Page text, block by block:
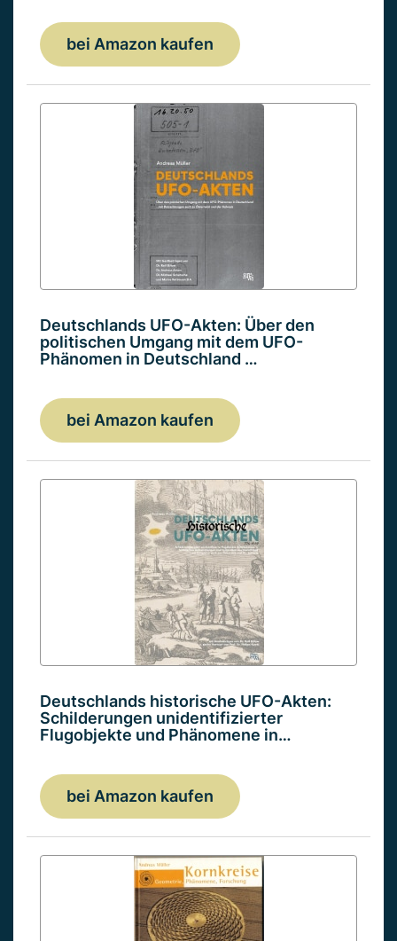
bei Amazon kaufen
Deutschlands UFO-Akten: Über den
politischen Umgang mit dem UFO-
Phänomen in Deutschland …
bei Amazon kaufen
Deutschlands historische UFO-Akten:
Schilderungen unidentifizierter
Flugobjekte und Phänomene in…
bei Amazon kaufen